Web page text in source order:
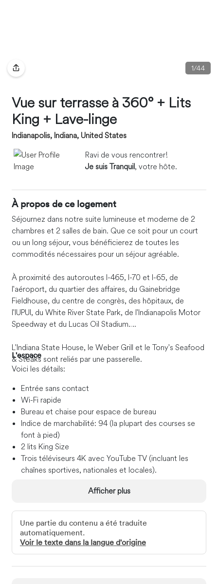
1/44
Vue sur terrasse à 360° + Lits
King + Lave-linge
Indianapolis, Indiana, United States
Ravi de vous rencontrer!
Je suis Tranquil, votre hôte.
À propos de ce logement
Séjournez dans notre suite lumineuse et moderne de 2
chambres et 2 salles de bain. Que ce soit pour un court
ou un long séjour, vous bénéficierez de toutes les
commodités nécessaires pour un séjour agréable.
À proximité des autoroutes I-465, I-70 et I-65, de
l'aéroport, du quartier des affaires, du Gainebridge
Fieldhouse, du centre de congrès, des hôpitaux, de
l'IUPUI, du White River State Park, de l'Indianapolis Motor
Speedway et du Lucas Oil Stadium.
L'Indiana State House, le Weber Grill et le Tony's Seafood
& Steaks sont reliés par une passerelle.
L'espace
Voici les détails :
Entrée sans contact
Wi-Fi rapide
Bureau et chaise pour espace de bureau
Indice de marchabilité : 94 (la plupart des courses se
font à pied)
2 lits King Size
Trois téléviseurs 4K avec YouTube TV (incluant les
chaînes sportives, nationales et locales).
Terrasse avec balcon offrant une vue à 360°
Parking couvert sur place pour 28 $ par jour, nombre
de véhicules illimité
Le stationnement payant dans la rue est gratuit de 23h
Afficher plus
Une partie du contenu a été traduite
automatiquement.
Voir le texte dans la langue d'origine